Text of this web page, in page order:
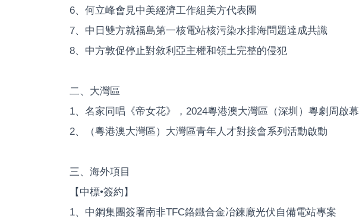
6、何立峰會見中美經濟工作組美方代表團
7、中日雙方就福島第一核電站核污染水排海問題達成共識
8、中方敦促停止對敘利亞主權和領土完整的侵犯
二、大灣區
1、名家同唱《帝女花》，2024粵港澳大灣區（深圳）粵劇周啟幕
2、（粵港澳大灣區）大灣區青年人才對接會系列活動啟動
三、海外項目
【中標•簽約】
1、中鋼集團簽署南非TFC鉻鐵合金冶鍊廠光伏自備電站專案